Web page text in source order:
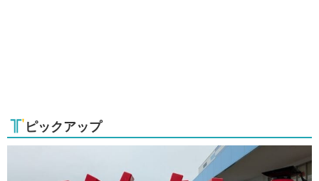
ピックアップ